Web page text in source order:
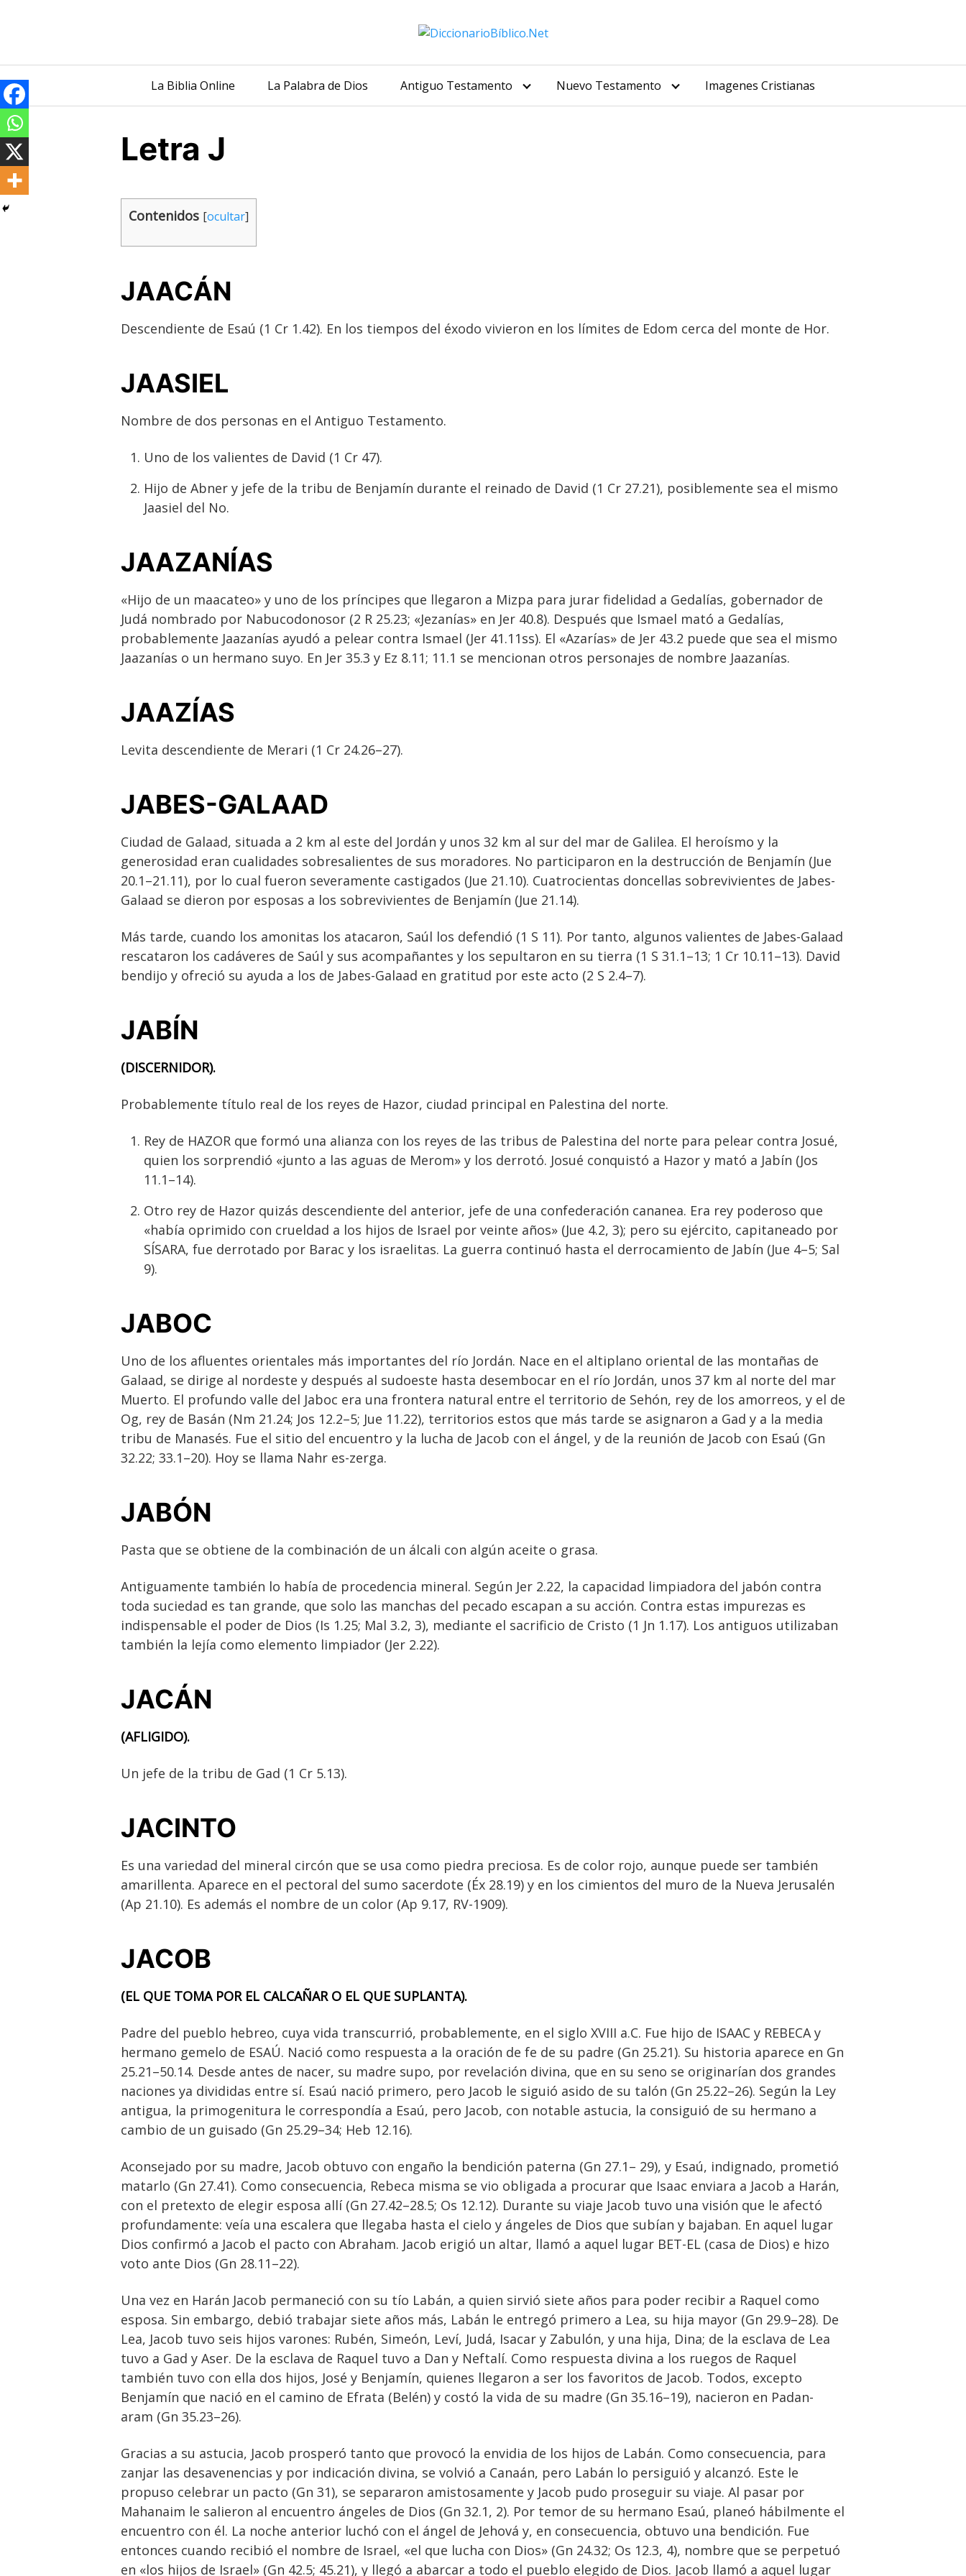
La Biblia Online La Palabra de Dios Antiguo Testamento Nuevo Testamento Imagenes Cristianas
Letra J
Contenidos [ocultar]
JAACÁN
Descendiente de Esaú (1 Cr 1.42). En los tiempos del éxodo vivieron en los límites de Edom cerca del monte de Hor.
JAASIEL
Nombre de dos personas en el Antiguo Testamento.
Uno de los valientes de David (1 Cr 47).
Hijo de Abner y jefe de la tribu de Benjamín durante el reinado de David (1 Cr 27.21), posiblemente sea el mismo
Jaasiel del No.
JAAZANÍAS
«Hijo de un maacateo» y uno de los príncipes que llegaron a Mizpa para jurar fidelidad a Gedalías, gobernador de
Judá nombrado por Nabucodonosor (2 R 25.23; «Jezanías» en Jer 40.8). Después que Ismael mató a Gedalías,
probablemente Jaazanías ayudó a pelear contra Ismael (Jer 41.11ss). El «Azarías» de Jer 43.2 puede que sea el mismo
Jaazanías o un hermano suyo. En Jer 35.3 y Ez 8.11; 11.1 se mencionan otros personajes de nombre Jaazanías.
JAAZÍAS
Levita descendiente de Merari (1 Cr 24.26–27).
JABES-GALAAD
Ciudad de Galaad, situada a 2 km al este del Jordán y unos 32 km al sur del mar de Galilea. El heroísmo y la
generosidad eran cualidades sobresalientes de sus moradores. No participaron en la destrucción de Benjamín (Jue
20.1–21.11), por lo cual fueron severamente castigados (Jue 21.10). Cuatrocientas doncellas sobrevivientes de Jabes-
Galaad se dieron por esposas a los sobrevivientes de Benjamín (Jue 21.14).
Más tarde, cuando los amonitas los atacaron, Saúl los defendió (1 S 11). Por tanto, algunos valientes de Jabes-Galaad
rescataron los cadáveres de Saúl y sus acompañantes y los sepultaron en su tierra (1 S 31.1–13; 1 Cr 10.11–13). David
bendijo y ofreció su ayuda a los de Jabes-Galaad en gratitud por este acto (2 S 2.4–7).
JABÍN
(DISCERNIDOR).
Probablemente título real de los reyes de Hazor, ciudad principal en Palestina del norte.
Rey de HAZOR que formó una alianza con los reyes de las tribus de Palestina del norte para pelear contra Josué,
quien los sorprendió «junto a las aguas de Merom» y los derrotó. Josué conquistó a Hazor y mató a Jabín (Jos
11.1–14).
Otro rey de Hazor quizás descendiente del anterior, jefe de una confederación cananea. Era rey poderoso que
«había oprimido con crueldad a los hijos de Israel por veinte años» (Jue 4.2, 3); pero su ejército, capitaneado por
SÍSARA, fue derrotado por Barac y los israelitas. La guerra continuó hasta el derrocamiento de Jabín (Jue 4–5; Sal
9).
JABOC
Uno de los afluentes orientales más importantes del río Jordán. Nace en el altiplano oriental de las montañas de
Galaad, se dirige al nordeste y después al sudoeste hasta desembocar en el río Jordán, unos 37 km al norte del mar
Muerto. El profundo valle del Jaboc era una frontera natural entre el territorio de Sehón, rey de los amorreos, y el de
Og, rey de Basán (Nm 21.24; Jos 12.2–5; Jue 11.22), territorios estos que más tarde se asignaron a Gad y a la media
tribu de Manasés. Fue el sitio del encuentro y la lucha de Jacob con el ángel, y de la reunión de Jacob con Esaú (Gn
32.22; 33.1–20). Hoy se llama Nahr es-zerga.
JABÓN
Pasta que se obtiene de la combinación de un álcali con algún aceite o grasa.
Antiguamente también lo había de procedencia mineral. Según Jer 2.22, la capacidad limpiadora del jabón contra
toda suciedad es tan grande, que solo las manchas del pecado escapan a su acción. Contra estas impurezas es
indispensable el poder de Dios (Is 1.25; Mal 3.2, 3), mediante el sacrificio de Cristo (1 Jn 1.17). Los antiguos utilizaban
también la lejía como elemento limpiador (Jer 2.22).
JACÁN
(AFLIGIDO).
Un jefe de la tribu de Gad (1 Cr 5.13).
JACINTO
Es una variedad del mineral circón que se usa como piedra preciosa. Es de color rojo, aunque puede ser también
amarillenta. Aparece en el pectoral del sumo sacerdote (Éx 28.19) y en los cimientos del muro de la Nueva Jerusalén
(Ap 21.10). Es además el nombre de un color (Ap 9.17, RV-1909).
JACOB
(EL QUE TOMA POR EL CALCAÑAR O EL QUE SUPLANTA).
Padre del pueblo hebreo, cuya vida transcurrió, probablemente, en el siglo XVIII a.C. Fue hijo de ISAAC y REBECA y
hermano gemelo de ESAÚ. Nació como respuesta a la oración de fe de su padre (Gn 25.21). Su historia aparece en Gn
25.21–50.14. Desde antes de nacer, su madre supo, por revelación divina, que en su seno se originarían dos grandes
naciones ya divididas entre sí. Esaú nació primero, pero Jacob le siguió asido de su talón (Gn 25.22–26). Según la Ley
antigua, la primogenitura le correspondía a Esaú, pero Jacob, con notable astucia, la consiguió de su hermano a
cambio de un guisado (Gn 25.29–34; Heb 12.16).
Aconsejado por su madre, Jacob obtuvo con engaño la bendición paterna (Gn 27.1– 29), y Esaú, indignado, prometió
matarlo (Gn 27.41). Como consecuencia, Rebeca misma se vio obligada a procurar que Isaac enviara a Jacob a Harán,
con el pretexto de elegir esposa allí (Gn 27.42–28.5; Os 12.12). Durante su viaje Jacob tuvo una visión que le afectó
profundamente: veía una escalera que llegaba hasta el cielo y ángeles de Dios que subían y bajaban. En aquel lugar
Dios confirmó a Jacob el pacto con Abraham. Jacob erigió un altar, llamó a aquel lugar BET-EL (casa de Dios) e hizo
voto ante Dios (Gn 28.11–22).
Una vez en Harán Jacob permaneció con su tío Labán, a quien sirvió siete años para poder recibir a Raquel como
esposa. Sin embargo, debió trabajar siete años más, Labán le entregó primero a Lea, su hija mayor (Gn 29.9–28). De
Lea, Jacob tuvo seis hijos varones: Rubén, Simeón, Leví, Judá, Isacar y Zabulón, y una hija, Dina; de la esclava de Lea
tuvo a Gad y Aser. De la esclava de Raquel tuvo a Dan y Neftalí. Como respuesta divina a los ruegos de Raquel
también tuvo con ella dos hijos, José y Benjamín, quienes llegaron a ser los favoritos de Jacob. Todos, excepto
Benjamín que nació en el camino de Efrata (Belén) y costó la vida de su madre (Gn 35.16–19), nacieron en Padan-
aram (Gn 35.23–26).
Gracias a su astucia, Jacob prosperó tanto que provocó la envidia de los hijos de Labán. Como consecuencia, para
zanjar las desavenencias y por indicación divina, se volvió a Canaán, pero Labán lo persiguió y alcanzó. Este le
propuso celebrar un pacto (Gn 31), se separaron amistosamente y Jacob pudo proseguir su viaje. Al pasar por
Mahanaim le salieron al encuentro ángeles de Dios (Gn 32.1, 2). Por temor de su hermano Esaú, planeó hábilmente el
encuentro con él. La noche anterior luchó con el ángel de Jehová y, en consecuencia, obtuvo una bendición. Fue
entonces cuando recibió el nombre de Israel, «el que lucha con Dios» (Gn 24.32; Os 12.3, 4), nombre que se perpetuó
en «los hijos de Israel» (Gn 42.5; 45.21), y llegó a abarcar a todo el pueblo elegido de Dios. Jacob llamó a aquel lugar